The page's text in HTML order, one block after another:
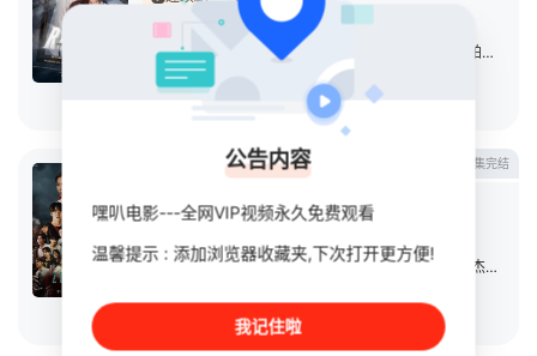
导演：
西瓦·萨瓦玛尼固
主演：诺帕努·甘塔柴 / 瓦鲁特·查瓦力朱吉翁 彭萨帕克·安多姆珀驰
立即播放
第7集完结
连续剧 2025
泰国
导演：纳塔瓦特·皮亚农蓬 / Kittiphat / Jumba
主演： 普拉克·帕尼 / 查瓦林·佩德皮里亚旺 / 萨澜·鲁杰耶拉塔纳福拉潘
立即播放
公告内容
嘿叭电影---全网VIP视频永久免费观看
温馨提示 : 添加浏览器收藏夹,下次打开更方便!
我记住啦